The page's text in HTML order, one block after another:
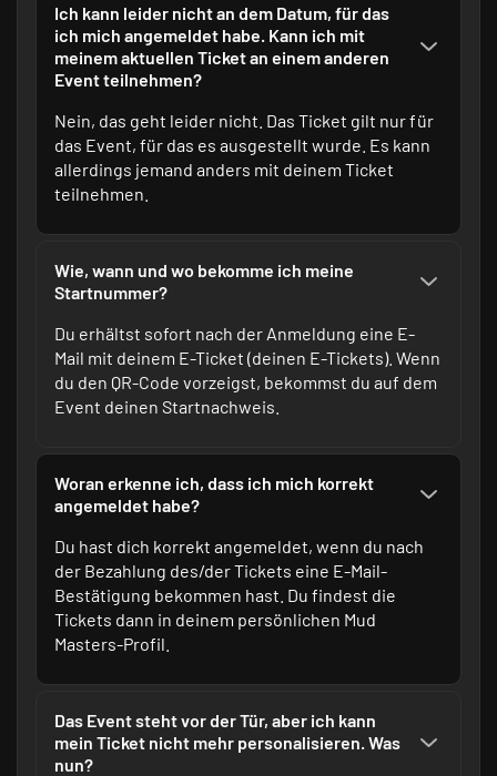
Ich kann leider nicht an dem Datum, für das
ich mich angemeldet habe. Kann ich mit
meinem aktuellen Ticket an einem anderen
Event teilnehmen?
Nein, das geht leider nicht. Das Ticket gilt nur für
das Event, für das es ausgestellt wurde. Es kann
allerdings jemand anders mit deinem Ticket
teilnehmen.
Wie, wann und wo bekomme ich meine
Startnummer?
Du erhältst sofort nach der Anmeldung eine E-
Mail mit deinem E-Ticket (deinen E-Tickets). Wenn
du den QR-Code vorzeigst, bekommst du auf dem
Event deinen Startnachweis.
Woran erkenne ich, dass ich mich korrekt
angemeldet habe?
Du hast dich korrekt angemeldet, wenn du nach
der Bezahlung des/der Tickets eine E-Mail-
Bestätigung bekommen hast. Du findest die
Tickets dann in deinem persönlichen Mud
Masters-Profil
Das Event steht vor der Tür, aber ich kann
mein Ticket nicht mehr personalisieren. Was
nun?